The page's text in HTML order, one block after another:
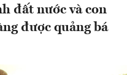
đất nước và con
được quảng bá